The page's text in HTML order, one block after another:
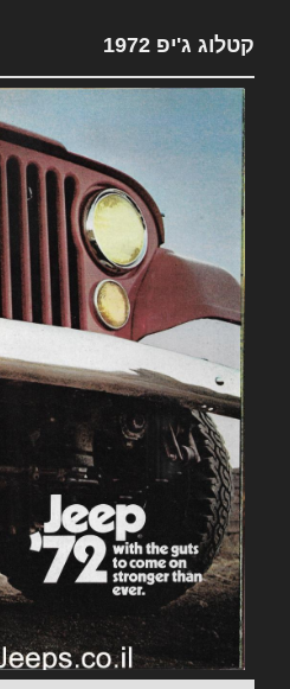
קטלוג ג'יפ 1972